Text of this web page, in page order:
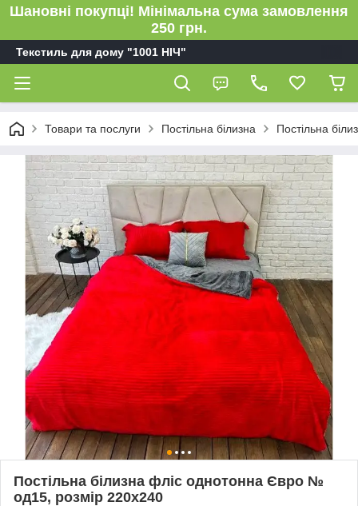
Шановні покупці! Мінімальна сума замовлення
250 грн.
Текстиль для дому "1001 НІЧ"
Товари та послуги Постільна білизна Постільна
Постільна білизна фліс однотонна Євро №
од15, розмір 220х240